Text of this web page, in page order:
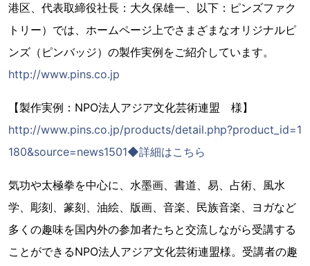
港区、代表取締役社長：大久保雄一、以下：ピンズファク
トリー）では、ホームページ上でさまざまなオリジナルピ
ンズ（ピンバッジ）の製作実例をご紹介しています。
http://www.pins.co.jp
【製作実例：NPO法人アジア文化芸術連盟 様】
http://www.pins.co.jp/products/detail.php?product_id=1
180&source=news1501◆詳細はこちら
気功や太極拳を中心に、水墨画、書道、易、占術、風水
学、彫刻、篆刻、油絵、版画、音楽、民族音楽、ヨガなど
多くの趣味を国内外の参加者たちと交流しながら受講する
ことができるNPO法人アジア文化芸術連盟様。受講者の趣